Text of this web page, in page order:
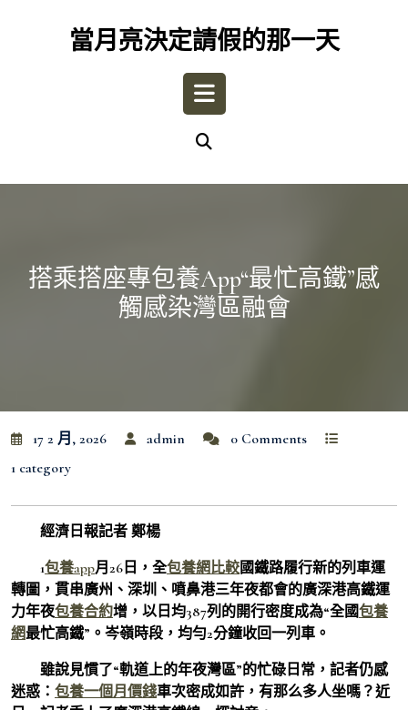
當月亮決定請假的那一天
Open
搭乘搭座專包養app“最忙高鐵”感
觸感染灣區融會
17 2 月, 2026 admin
0 Comments
1 category
經濟日報記者 鄭楊
1包養app月26日，全包養網比較國鐵路履行新的列車運
轉圖，貫串廣州、深圳、噴鼻港三年夜都會的廣深港高鐵運
力年夜包養合約增，以日均387列的開行密度成為“全國包養
網最忙高鐵”。岑嶺時段，均勻2分鐘收回一列車。
雖說見慣了“軌道上的年夜灣區”的忙碌日常，記者仍感
迷惑： 包養一個月價錢車次密成如許，有那么多人坐嗎？近